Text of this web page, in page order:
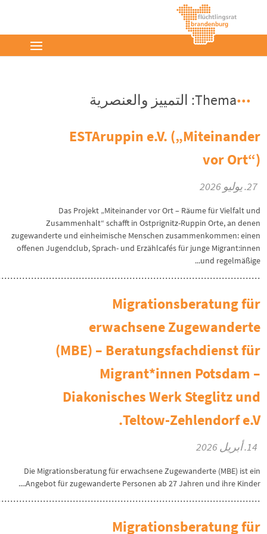
Thema: التمييز والعنصرية
ESTAruppin e.V. („Miteinander
vor Ort“)
27. يوليو 2026
Das Projekt „Miteinander vor Ort – Räume für Vielfalt und
Zusammenhalt“ schafft in Ostprignitz-Ruppin Orte, an denen
zugewanderte und einheimische Menschen zusammenkommen: einen
offenen Jugendclub, Sprach- und Erzählcafés für junge Migrant:innen
und regelmäßige...
Migrationsberatung für
erwachsene Zugewanderte
(MBE) – Beratungsfachdienst für
Migrant*innen Potsdam –
Diakonisches Werk Steglitz und
Teltow-Zehlendorf e.V.
14. أبريل 2026
Die Migrationsberatung für erwachsene Zugewanderte (MBE) ist ein
Angebot für zugewanderte Personen ab 27 Jahren und ihre Kinder....
Migrationsberatung für